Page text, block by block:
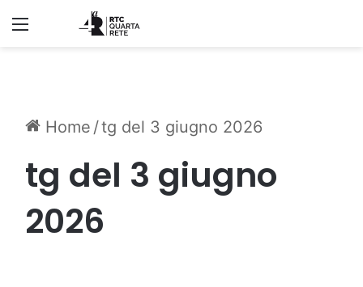
Home /tg del 3 giugno 2026
tg del 3 giugno
2026